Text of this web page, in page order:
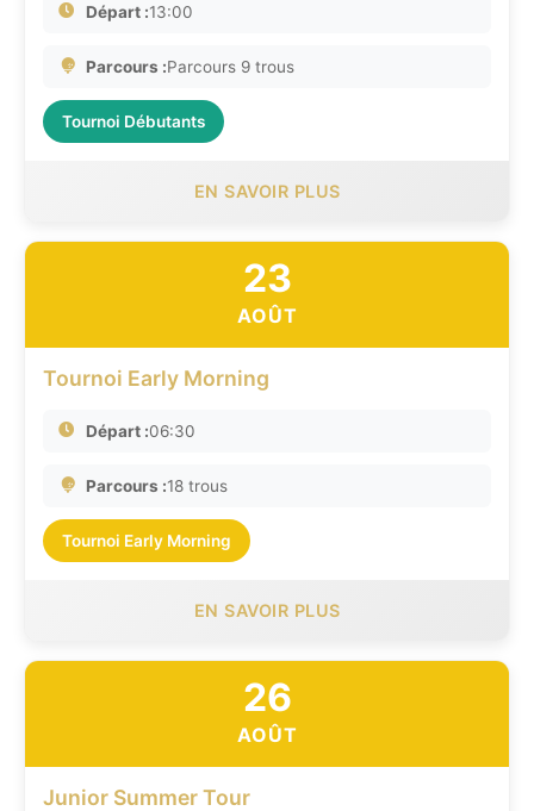
Départ :13:00
Parcours :Parcours 9 trous
Tournoi Débutants
EN SAVOIR PLUS
23
AOÛT
Tournoi Early Morning
Départ :06:30
Parcours :18 trous
Tournoi Early Morning
EN SAVOIR PLUS
26
AOÛT
Junior Summer Tour